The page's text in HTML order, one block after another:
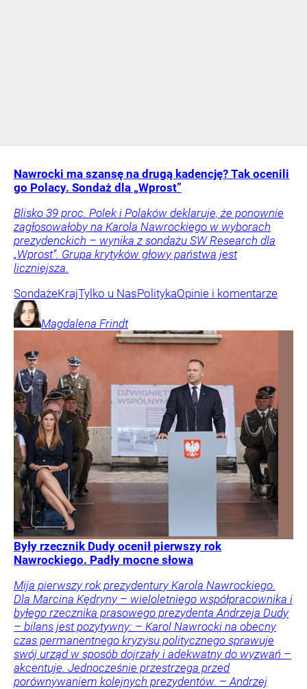
Nawrocki ma szansę na drugą kadencję? Tak ocenili
go Polacy. Sondaż dla „Wprost”
Blisko 39 proc. Polek i Polaków deklaruje, że ponownie
zagłosowałoby na Karola Nawrockiego w wyborach
prezydenckich – wynika z sondażu SW Research dla
„Wprost”. Grupa krytyków głowy państwa jest
liczniejsza.
SondażeKrajTylko u NasPolitykaOpinie i komentarze
Magdalena Frindt
Były rzecznik Dudy ocenił pierwszy rok
Nawrockiego. Padły mocne słowa
Mija pierwszy rok prezydentury Karola Nawrockiego.
Dla Marcina Kędryny – wieloletniego współpracownika i
byłego rzecznika prasowego prezydenta Andrzeja Dudy
– bilans jest pozytywny: – Karol Nawrocki na obecny
czas permanentnego kryzysu politycznego sprawuje
swój urząd w sposób dojrzały i adekwatny do wyzwań –
akcentuje. Jednocześnie przestrzega przed
porównywaniem kolejnych prezydentów. – Andrzej